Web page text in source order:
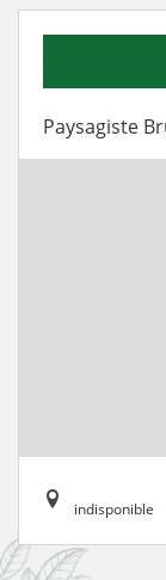
Paysagiste
indisponible